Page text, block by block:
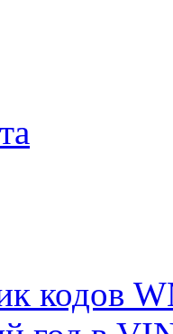
кодов